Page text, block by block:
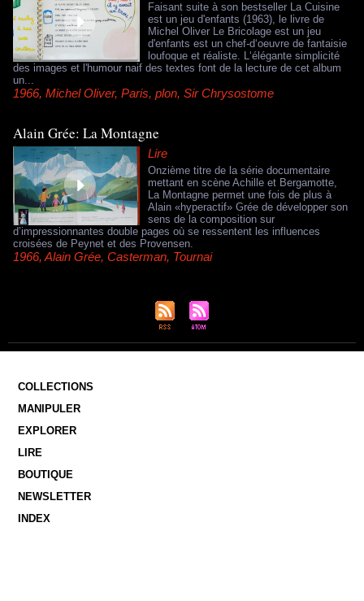
Faisant suite à son bestseller La Cuisine
est un jeu d'enfants (1963), le livre de
Michel Oliver Le Bricolage est un jeu
d'enfants est un chef-d‘oeuvre de fantaisie
loufoque et réaliste. L‘élégante simplicité
des images et l'humour naif des textes font de la lecture de cet album
un...
1966, Michel Oliver, Paris, plon, Sir Chrysostome
Alain Grée: La Montagne
Lire
Onzième titre de la série documentaire
mettant en scène Achille et Bergamotte,
La Montagne permet une fois de plus à
Alain «hyperactif» Grée de développer son
sens de la composition sur
d’impressionnantes double pages où se ressentent les influences
croisées de Peynet et des Provensen.
1966, Alain Grée, Casterman, Tournai
COLLECTIONS
MANIPULER
EXPLORER
LIRE
BOUTIQUE
NEWSLETTER
INDEX